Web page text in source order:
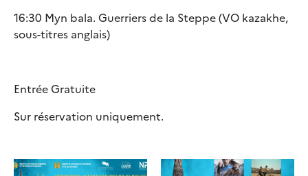
16:30 Myn bala. Guerriers de la Steppe (VO kazakhe,
sous-titres anglais)
Entrée Gratuite
Sur réservation uniquement.